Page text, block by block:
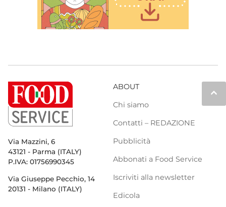
keyboard_arrow_up
Via Mazzini, 6
43121 - Parma (ITALY)
P.IVA: 01756990345
Via Giuseppe Pecchio, 14
20131 - Milano (ITALY)
ABOUT
Chi siamo
Contatti – REDAZIONE
Pubblicità
Abbonati a Food Service
Iscriviti alla newsletter
Edicola